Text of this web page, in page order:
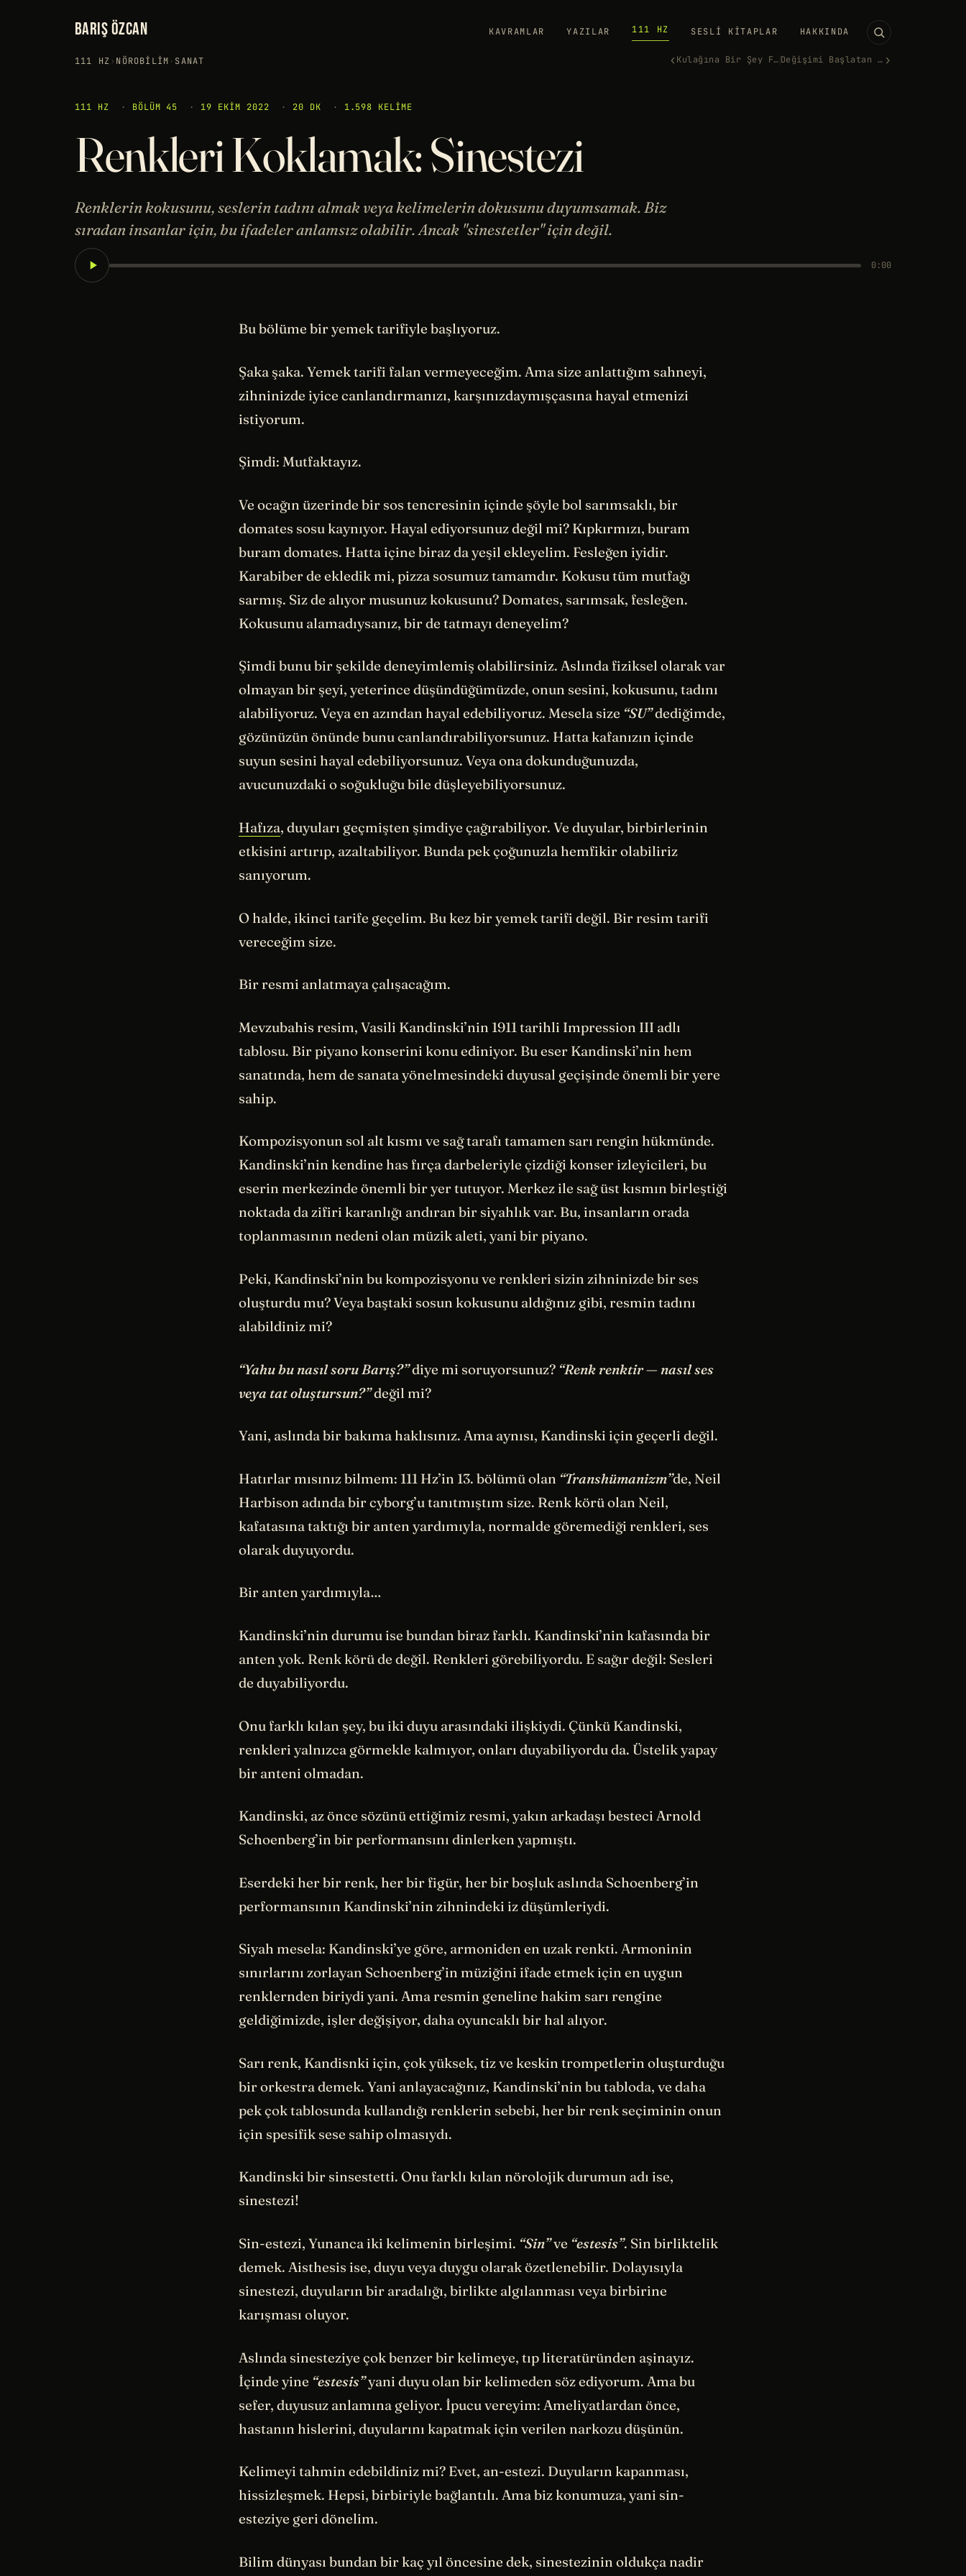
BARIŞ ÖZCAN KAVRAMLAR YAZILAR 111 HZ SESLI KITAPLAR HAKKINDA
111 HZ› NÖROBILIM · SANAT ‹ Kulağına Bir Şey Fısıldayacağ… Değişimi Başlatan Notalar ›
111 HZ · BÖLÜM 45 · 19 EKIM 2022 · 20 DK · 1.598 KELIME
Renkleri Koklamak: Sinestezi
Renklerin kokusunu, seslerin tadını almak veya kelimelerin dokusunu duyumsamak. Biz
sıradan insanlar için, bu ifadeler anlamsız olabilir. Ancak "sinestetler" için değil.
0:00
Bu bölüme bir yemek tarifiyle başlıyoruz.
Şaka şaka. Yemek tarifi falan vermeyeceğim. Ama size anlattığım sahneyi,
zihninizde iyice canlandırmanızı, karşınızdaymışçasına hayal etmenizi
istiyorum.
Şimdi: Mutfaktayız.
Ve ocağın üzerinde bir sos tencresinin içinde şöyle bol sarımsaklı, bir
domates sosu kaynıyor. Hayal ediyorsunuz değil mi? Kıpkırmızı, buram
buram domates. Hatta içine biraz da yeşil ekleyelim. Fesleğen iyidir.
Karabiber de ekledik mi, pizza sosumuz tamamdır. Kokusu tüm mutfağı
sarmış. Siz de alıyor musunuz kokusunu? Domates, sarımsak, fesleğen.
Kokusunu alamadıysanız, bir de tatmayı deneyelim?
Şimdi bunu bir şekilde deneyimlemiş olabilirsiniz. Aslında fiziksel olarak var
olmayan bir şeyi, yeterince düşündüğümüzde, onun sesini, kokusunu, tadını
alabiliyoruz. Veya en azından hayal edebiliyoruz. Mesela size “SU”dediğimde,
gözünüzün önünde bunu canlandırabiliyorsunuz. Hatta kafanızın içinde
suyun sesini hayal edebiliyorsunuz. Veya ona dokunduğunuzda,
avucunuzdaki o soğukluğu bile düşleyebiliyorsunuz.
Hafıza, duyuları geçmişten şimdiye çağırabiliyor. Ve duyular, birbirlerinin
etkisini artırıp, azaltabiliyor. Bunda pek çoğunuzla hemfikir olabiliriz
sanıyorum.
O halde, ikinci tarife geçelim. Bu kez bir yemek tarifi değil. Bir resim tarifi
vereceğim size.
Bir resmi anlatmaya çalışacağım.
Mevzubahis resim, Vasili Kandinski’nin 1911 tarihli Impression III adlı
tablosu. Bir piyano konserini konu ediniyor. Bu eser Kandinski’nin hem
sanatında, hem de sanata yönelmesindeki duyusal geçişinde önemli bir yere
sahip.
Kompozisyonun sol alt kısmı ve sağ tarafı tamamen sarı rengin hükmünde.
Kandinski’nin kendine has fırça darbeleriyle çizdiği konser izleyicileri, bu
eserin merkezinde önemli bir yer tutuyor. Merkez ile sağ üst kısmın birleştiği
noktada da zifiri karanlığı andıran bir siyahlık var. Bu, insanların orada
toplanmasının nedeni olan müzik aleti, yani bir piyano.
Peki, Kandinski’nin bu kompozisyonu ve renkleri sizin zihninizde bir ses
oluşturdu mu? Veya baştaki sosun kokusunu aldığınız gibi, resmin tadını
alabildiniz mi?
“Yahu bu nasıl soru Barış?”diye mi soruyorsunuz? “Renk renktir — nasıl ses
veya tat oluştursun?”değil mi?
Yani, aslında bir bakıma haklısınız. Ama aynısı, Kandinski için geçerli değil.
Hatırlar mısınız bilmem: 111 Hz’in 13. bölümü olan “Transhümanizm”de, Neil
Harbison adında bir cyborg’u tanıtmıştım size. Renk körü olan Neil,
kafatasına taktığı bir anten yardımıyla, normalde göremediği renkleri, ses
olarak duyuyordu.
Bir anten yardımıyla…
Kandinski’nin durumu ise bundan biraz farklı. Kandinski’nin kafasında bir
anten yok. Renk körü de değil. Renkleri görebiliyordu. E sağır değil: Sesleri
de duyabiliyordu.
Onu farklı kılan şey, bu iki duyu arasındaki ilişkiydi. Çünkü Kandinski,
renkleri yalnızca görmekle kalmıyor, onları duyabiliyordu da. Üstelik yapay
bir anteni olmadan.
Kandinski, az önce sözünü ettiğimiz resmi, yakın arkadaşı besteci Arnold
Schoenberg’in bir performansını dinlerken yapmıştı.
Eserdeki her bir renk, her bir figür, her bir boşluk aslında Schoenberg’in
performansının Kandinski’nin zihnindeki iz düşümleriydi.
Siyah mesela: Kandinski’ye göre, armoniden en uzak renkti. Armoninin
sınırlarını zorlayan Schoenberg’in müziğini ifade etmek için en uygun
renklernden biriydi yani. Ama resmin geneline hakim sarı rengine
geldiğimizde, işler değişiyor, daha oyuncaklı bir hal alıyor.
Sarı renk, Kandisnki için, çok yüksek, tiz ve keskin trompetlerin oluşturduğu
bir orkestra demek. Yani anlayacağınız, Kandinski’nin bu tabloda, ve daha
pek çok tablosunda kullandığı renklerin sebebi, her bir renk seçiminin onun
için spesifik sese sahip olmasıydı.
Kandinski bir sinsestetti. Onu farklı kılan nörolojik durumun adı ise,
sinestezi!
Sin-estezi, Yunanca iki kelimenin birleşimi. “Sin”ve “estesis”. Sin birliktelik
demek. Aisthesis ise, duyu veya duygu olarak özetlenebilir. Dolayısıyla
sinestezi, duyuların bir aradalığı, birlikte algılanması veya birbirine
karışması oluyor.
Aslında sinesteziye çok benzer bir kelimeye, tıp literatüründen aşinayız.
İçinde yine “estesis”yani duyu olan bir kelimeden söz ediyorum. Ama bu
sefer, duyusuz anlamına geliyor. İpucu vereyim: Ameliyatlardan önce,
hastanın hislerini, duyularını kapatmak için verilen narkozu düşünün.
Kelimeyi tahmin edebildiniz mi? Evet, an-estezi. Duyuların kapanması,
hissizleşmek. Hepsi, birbiriyle bağlantılı. Ama biz konumuza, yani sin-
esteziye geri dönelim.
Bilim dünyası bundan bir kaç yıl öncesine dek, sinestezinin oldukça nadir